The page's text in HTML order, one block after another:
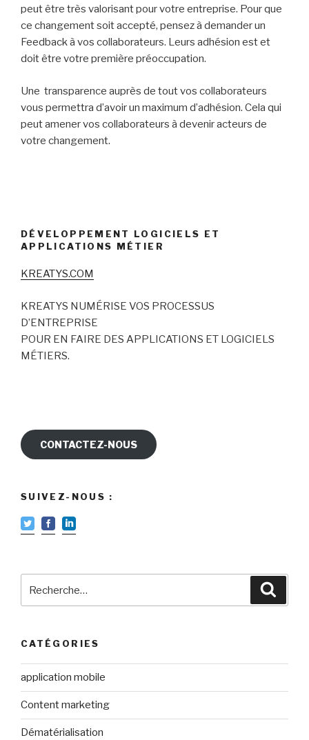
peut être très valorisant pour votre entreprise. Pour que
ce changement soit accepté, pensez à demander un
Feedback à vos collaborateurs. Leurs adhésion est et
doit être votre première préoccupation.
Une transparence auprès de tout vos collaborateurs
vous permettra d’avoir un maximum d’adhésion. Cela qui
peut amener vos collaborateurs à devenir acteurs de
votre changement.
DÉVELOPPEMENT LOGICIELS ET
APPLICATIONS MÉTIER
KREATYS.COM
KREATYS NUMÉRISE VOS PROCESSUS
D’ENTREPRISE
POUR EN FAIRE DES APPLICATIONS ET LOGICIELS
MÉTIERS.
CONTACTEZ-NOUS
SUIVEZ-NOUS :
pour
CATÉGORIES
application mobile
Content marketing
Dématérialisation